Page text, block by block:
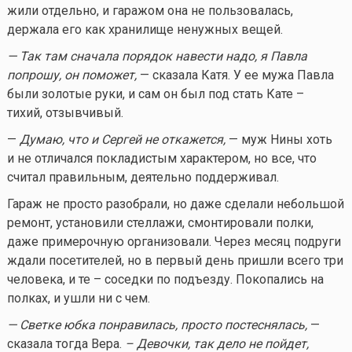
жили отдельно, и гаражом она не пользовалась,
держала его как хранилище ненужных вещей.
— Так там сначала порядок навести надо, я Павла
попрошу, он поможет,— сказала Катя. У ее мужа Павла
были золотые руки, и сам он был под стать Кате –
тихий, отзывчивый.
— Думаю, что и Сергей не откажется,— муж Нины хоть
и не отличался покладистым характером, но все, что
считал правильным, деятельно поддерживал.
Гараж не просто разобрали, но даже сделали небольшой
ремонт, установили стеллажи, смонтировали полки,
даже примерочную организовали. Через месяц подруги
ждали посетителей, но в первый день пришли всего три
человека, и те – соседки по подъезду. Покопались на
полках, и ушли ни с чем.
— Светке юбка понравилась, просто постеснялась,—
сказала тогда Вера. – Девочки, так дело не пойдет,